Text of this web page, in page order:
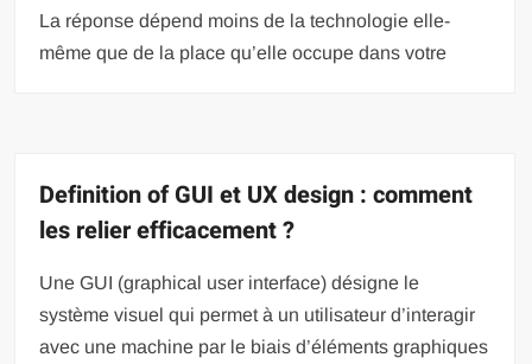
La réponse dépend moins de la technologie elle-
même que de la place qu’elle occupe dans votre
Definition of GUI et UX design : comment
les relier efficacement ?
Une GUI (graphical user interface) désigne le
système visuel qui permet à un utilisateur d’interagir
avec une machine par le biais d’éléments graphiques